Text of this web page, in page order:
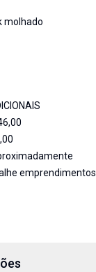
molhado
emprendimentos